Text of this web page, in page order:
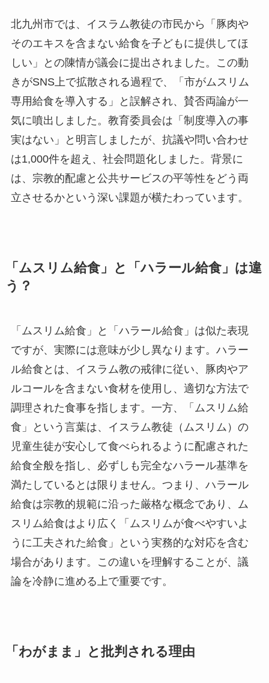
北九州市では、イスラム教徒の市民から「豚肉や
そのエキスを含まない給食を子どもに提供してほ
しい」との陳情が議会に提出されました。この動
きがSNS上で拡散される過程で、「市がムスリム
専用給食を導入する」と誤解され、賛否両論が一
気に噴出しました。教育委員会は「制度導入の事
実はない」と明言しましたが、抗議や問い合わせ
は1,000件を超え、社会問題化しました。背景に
は、宗教的配慮と公共サービスの平等性をどう両
立させるかという深い課題が横たわっています。
「ムスリム給食」と「ハラール給食」は違
う？
「ムスリム給食」と「ハラール給食」は似た表現
ですが、実際には意味が少し異なります。ハラー
ル給食とは、イスラム教の戒律に従い、豚肉やア
ルコールを含まない食材を使用し、適切な方法で
調理された食事を指します。一方、「ムスリム給
食」という言葉は、イスラム教徒（ムスリム）の
児童生徒が安心して食べられるように配慮された
給食全般を指し、必ずしも完全なハラール基準を
満たしているとは限りません。つまり、ハラール
給食は宗教的規範に沿った厳格な概念であり、ム
スリム給食はより広く「ムスリムが食べやすいよ
うに工夫された給食」という実務的な対応を含む
場合があります。この違いを理解することが、議
論を冷静に進める上で重要です。
「わがまま」と批判される理由